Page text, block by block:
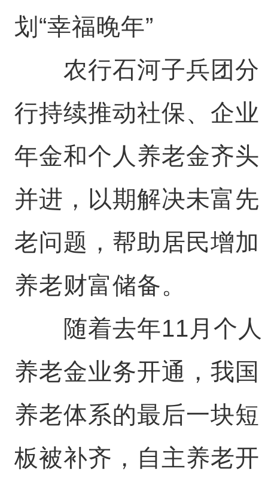
划“幸福晚年”
农行石河子兵团分
行持续推动社保、企业
年金和个人养老金齐头
并进，以期解决未富先
老问题，帮助居民增加
养老财富储备。
随着去年11月个人
养老金业务开通，我国
养老体系的最后一块短
板被补齐，自主养老开